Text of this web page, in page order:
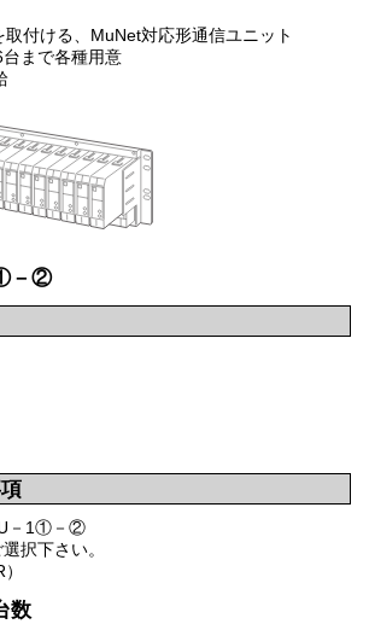
付ける、MuNet対応形通信ユニット
まで各種用意
－②
－1①－②
択下さい。
数